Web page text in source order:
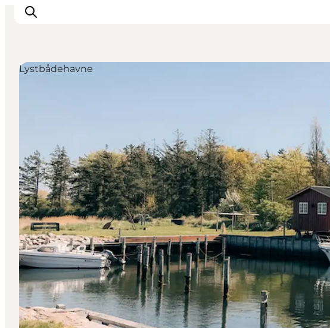
handelsbyen Svendborg
Overnatning
Planlæg din tur
Lystbådehavne